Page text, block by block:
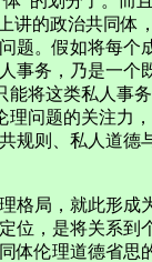
讲的政治共同体
题。假如将每
事务，乃是一
将这类私人事
理问题的关注力
规则、私人道
局，就此形成
位，是将关系到
体伦理道德省